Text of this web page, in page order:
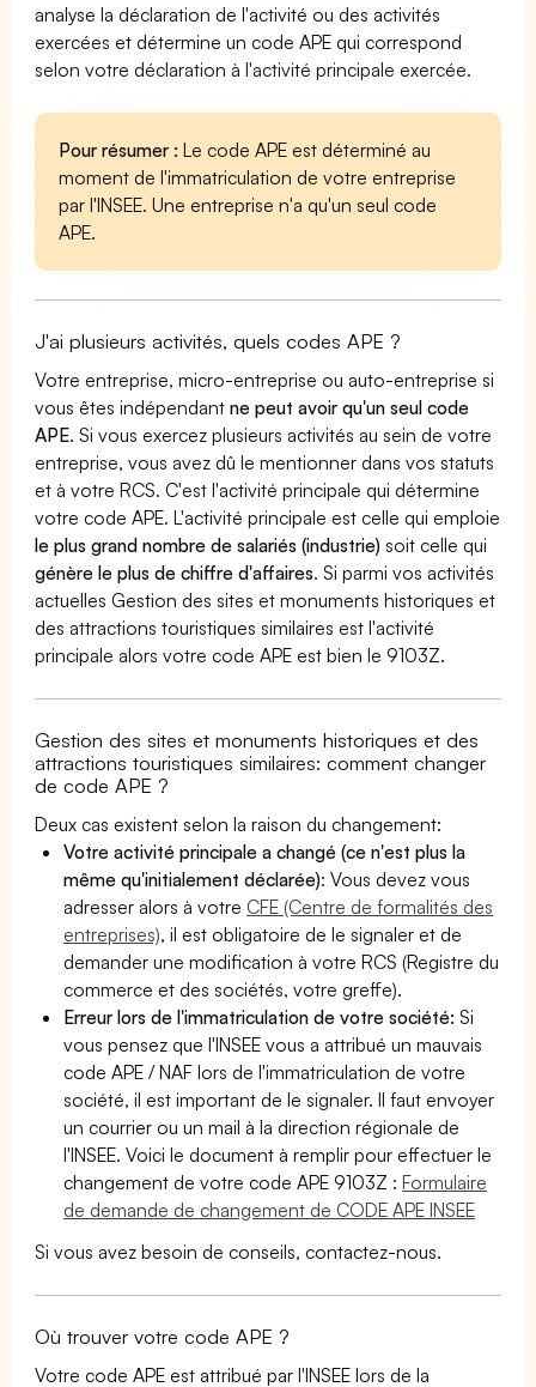
analyse la déclaration de l'activité ou des activités
exercées et détermine un code APE qui correspond
selon votre déclaration à l'activité principale exercée.
Pour résumer : Le code APE est déterminé au
moment de l'immatriculation de votre entreprise
par l'INSEE. Une entreprise n'a qu'un seul code
APE.
J'ai plusieurs activités, quels codes APE ?
Votre entreprise, micro-entreprise ou auto-entreprise si
vous êtes indépendantne peut avoir qu'un seul code
APE. Si vous exercez plusieurs activités au sein de votre
entreprise, vous avez dû le mentionner dans vos statuts
et à votre RCS. C'est l'activité principale qui détermine
votre code APE. L'activité principale est celle qui emploie
le plus grand nombre de salariés (industrie) soit celle qui
génère le plus de chiffre d'affaires. Si parmi vos activités
actuelles Gestion des sites et monuments historiques et
des attractions touristiques similaires est l'activité
principale alors votre code APE est bien le 9103Z.
Gestion des sites et monuments historiques et des
attractions touristiques similaires: comment changer
de code APE ?
Deux cas existent selon la raison du changement:
Votre activité principale a changé (ce n'est plus la
même qu'initialement déclarée): Vous devez vous
adresser alors à votre CFE (Centre de formalités des
entreprises), il est obligatoire de le signaler et de
demander une modification à votre RCS (Registre du
commerce et des sociétés, votre greffe).
Erreur lors de l'immatriculation de votre société:Si
vous pensez que l'INSEE vous a attribué un mauvais
code APE / NAF lors de l'immatriculation de votre
société, il est important de le signaler. Il faut envoyer
un courrier ou un mail à la direction régionale de
l'INSEE. Voici le document à remplir pour effectuer le
changement de votre code APE 9103Z :Formulaire
de demande de changement de CODE APE INSEE
Si vous avez besoin de conseils, contactez-nous.
Où trouver votre code APE ?
Votre code APE est attribué par l'INSEE lors de la